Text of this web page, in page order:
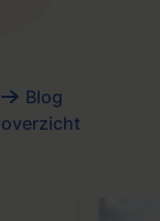
Blog
overzicht